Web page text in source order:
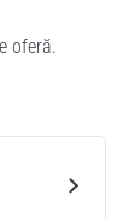
oferă.